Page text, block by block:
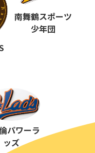
ップ
ップ
ップ
ップ
ップ
南舞鶴スポーツ
少年団
パワーラ
ッズ